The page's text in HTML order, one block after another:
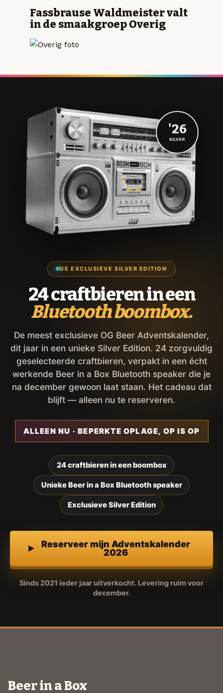
Fassbrause Waldmeister valt
in de smaakgroep Overig
DE EXCLUSIEVE SILVER EDITION
24 craftbieren in een
Bluetooth boombox.
De meest exclusieve OG Beer Adventskalender,
dit jaar in een unieke Silver Edition. 24 zorgvuldig
geselecteerde craftbieren, verpakt in een écht
werkende Beer in a Box Bluetooth speaker die je
na december gewoon laat staan. Het cadeau dat
blijft — alleen nu te reserveren.
ALLEEN NU · BEPERKTE OPLAGE, OP IS OP
24 craftbieren in een boombox
Unieke Beer in a Box Bluetooth speaker
Exclusieve Silver Edition
Reserveer mijn Adventskalender
2026
Sinds 2021 ieder jaar uitverkocht. Levering ruim voor
december.
'26
SILVER
Beer in a Box